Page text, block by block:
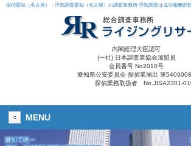
探偵愛知（名古屋）・浮気調査愛知（名古屋）の調査事務所 浮気調査は成功報酬定
内閣総理大臣認可
(一社) 日本調査業協会加盟員
会員番号 No2010号
愛知県公安委員会 探偵業届出 第
探偵業務取扱者 No.JISA2301-
MENU